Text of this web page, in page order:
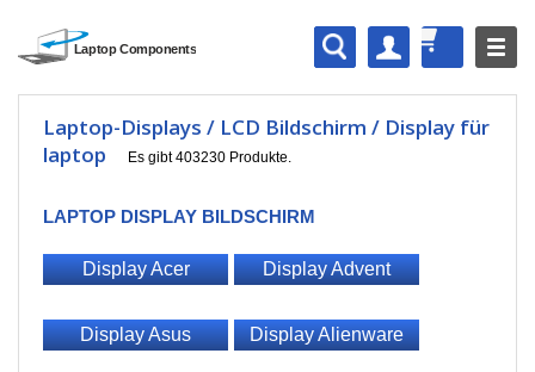
Laptop-Displays / LCD Bildschirm / Display für
laptop
Es gibt 403230 Produkte.
LAPTOP DISPLAY BILDSCHIRM
Display Acer Display Advent
Display Asus Display Alienware